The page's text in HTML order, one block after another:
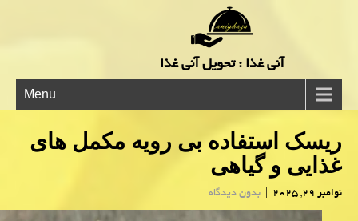
آنی غذا : تحویل آنی غذا
Menu
ریسک استفاده بی رویه مکمل های
غذایی و گیاهی
نوامبر 29, 2025 | بدون دیدگاه